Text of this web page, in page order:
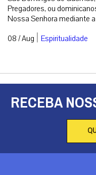
Pregadores, ou
Nossa Senhora mediante
08 / Aug | Espiritualidade
RECEBA